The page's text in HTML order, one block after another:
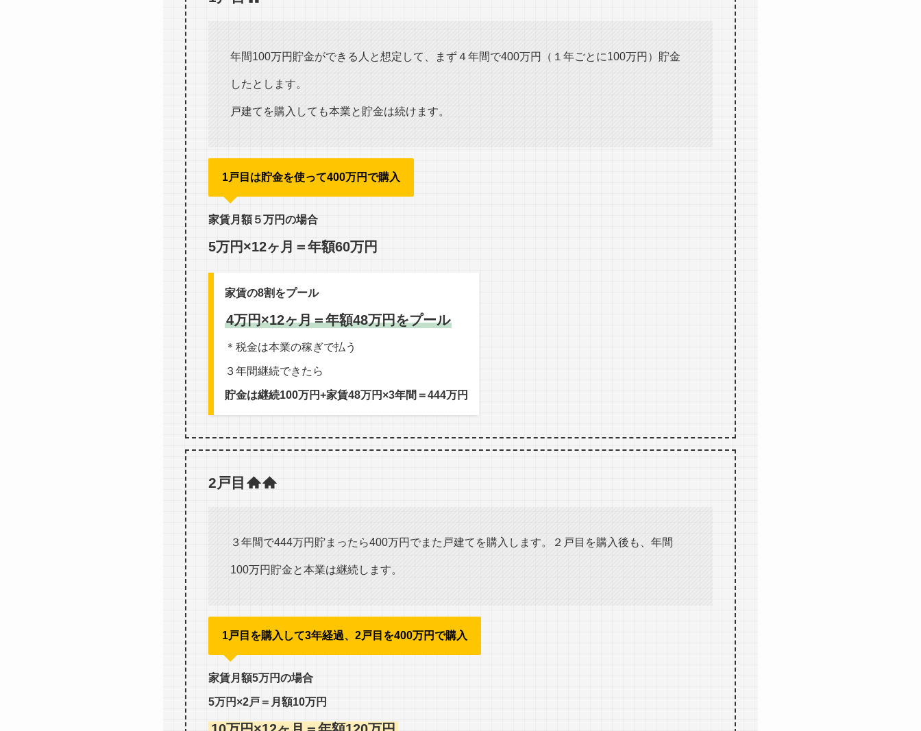
年間100万円貯金ができる人と想定して、まず４年間で400万円（１年ごとに100万円）貯金
したとします。
戸建てを購入しても本業と貯金は続けます。
1戸目は貯金を使って400万円で購入
家賃月額５万円の場合
5万円×12ヶ月＝年額60万円
家賃の8割をプール
4万円×12ヶ月＝年額48万円をプール
＊税金は本業の稼ぎで払う
３年間継続できたら
貯金は継続100万円+家賃48万円×3年間＝444万円
2戸目
３年間で444万円貯まったら400万円でまた戸建てを購入します。２戸目を購入後も、年間
100万円貯金と本業は継続します。
1戸目を購入して3年経過、2戸目を400万円で購入
家賃月額5万円の場合
5万円×2戸＝月額10万円